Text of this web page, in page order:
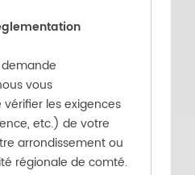
vous
les exigences
etc.) de votre
arrondissement ou
régionale de comté.